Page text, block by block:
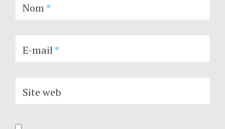
Nom*
E-mail*
Site web